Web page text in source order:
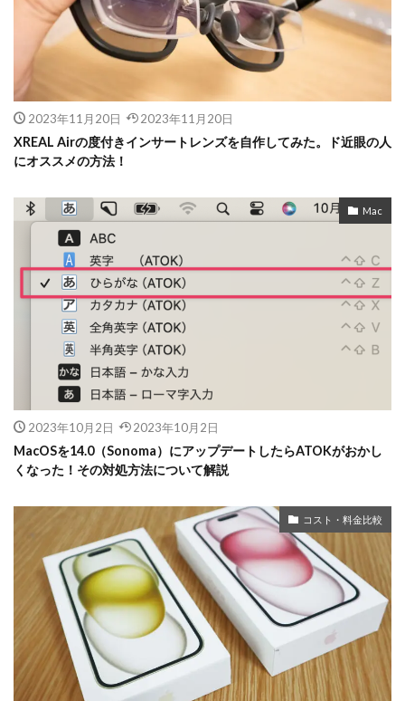
2023年11月20日 2023年11月20日
XREAL Airの度付きインサートレンズを自作してみた。ド近眼の人
にオススメの方法！
Mac
2023年10月2日 2023年10月2日
MacOSを14.0（Sonoma）にアップデートしたらATOKがおかし
くなった！その対処方法について解説
コスト・料金比較